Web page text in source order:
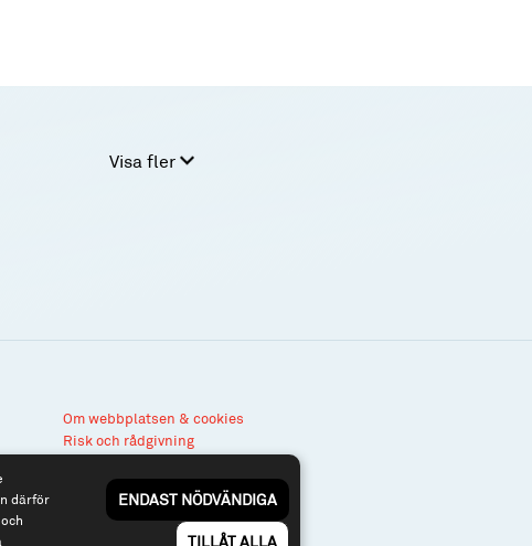
Visa fler
Om webbplatsen & cookies
Risk och rådgivning
därför
ENDAST NÖDVÄNDIGA
TILLÅT ALLA